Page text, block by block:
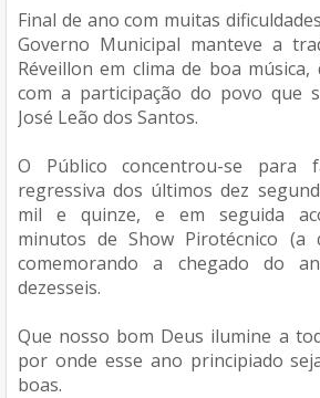
Final de ano com muitas
Governo Municipal manteve a
Réveillon em clima de boa
com a participação do povo que
José Leão dos Santos.
O Público concentrou-se para
regressiva dos últimos dez
mil e quinze, e em seguida
minutos de Show Pirotécnico (a
comemorando a chegado do
dezesseis.
Que nosso bom Deus ilumine a
por onde esse ano principiado
boas.